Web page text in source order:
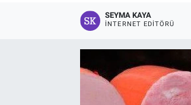
SEYMA KAYA
İNTERNET EDITÖRÜ
Son Dakika Haberleri